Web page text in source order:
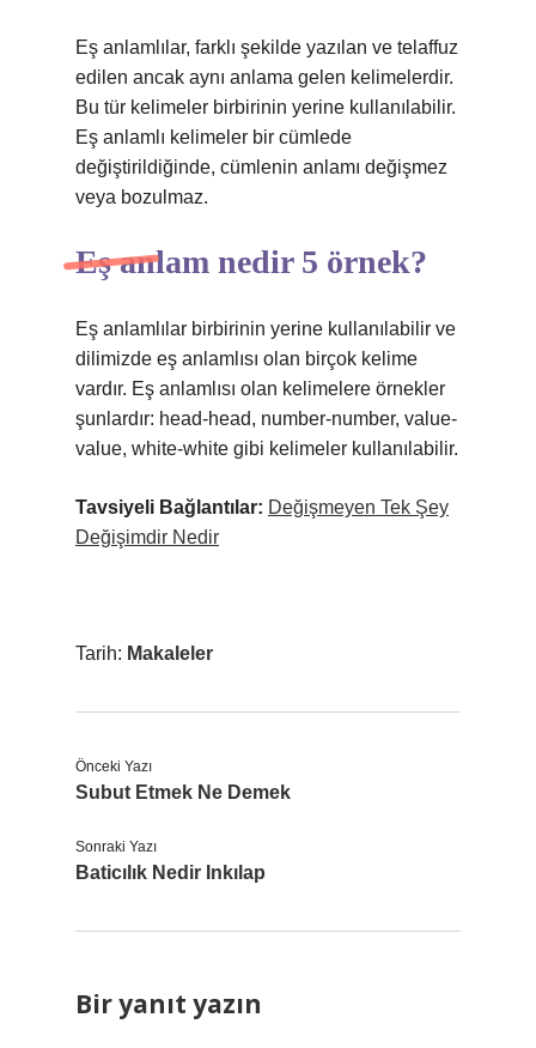
Eş anlamlılar, farklı şekilde yazılan ve telaffuz
edilen ancak aynı anlama gelen kelimelerdir.
Bu tür kelimeler birbirinin yerine kullanılabilir.
Eş anlamlı kelimeler bir cümlede
değiştirildiğinde, cümlenin anlamı değişmez
veya bozulmaz.
Eş anlam nedir 5 örnek?
Eş anlamlılar birbirinin yerine kullanılabilir ve
dilimizde eş anlamlısı olan birçok kelime
vardır. Eş anlamlısı olan kelimelere örnekler
şunlardır: head-head, number-number, value-
value, white-white gibi kelimeler kullanılabilir.
Tavsiyeli Bağlantılar: Değişmeyen Tek Şey
Değişimdir Nedir
Tarih: Makaleler
Önceki Yazı
Subut Etmek Ne Demek
Sonraki Yazı
Baticılık Nedir Inkılap
Bir yanıt yazın